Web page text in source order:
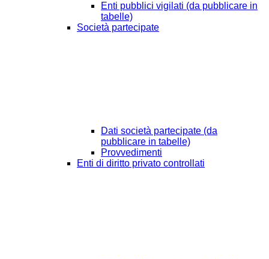
Enti pubblici vigilati (da pubblicare in
tabelle)
Società partecipate
Dati società partecipate (da
pubblicare in tabelle)
Provvedimenti
Enti di diritto privato controllati